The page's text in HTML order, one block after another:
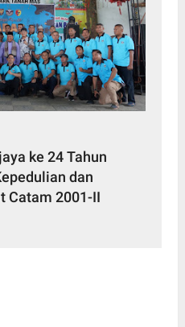
Tahun
dan
Catam 2001-II